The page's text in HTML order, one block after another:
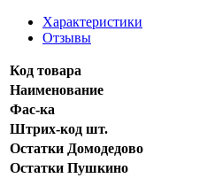
Характеристики
Отзывы
Код товара
Наименование
Фас-ка
Штрих-код шт.
Остатки Домодедово
Остатки Пушкино